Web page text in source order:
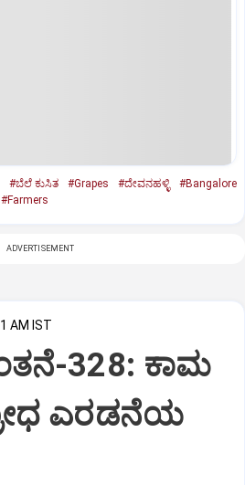
#ಬೆಲೆ ಕುಸಿತ #Grapes #ದೇವನಹಳ್ಳಿ
#Bangalore
#Farmers
ADVERTISEMENT
AM IST
328: ಕಾಮ
ಎರಡನೆಯ